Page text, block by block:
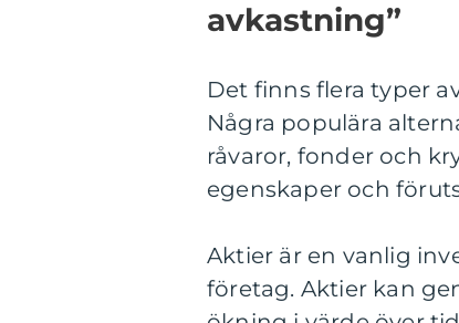
avkastning”
Det finns flera typer
Några populära
råvaror, fonder och
egenskaper och
Aktier är en vanlig
företag. Aktier kan